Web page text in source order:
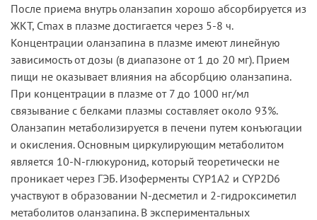
После приема внутрь оланзапин хорошо абсорбируется из
ЖКТ, Cmax в плазме достигается через 5-8 ч.
Концентрации оланзапина в плазме имеют линейную
зависимость от дозы (в диапазоне от 1 до 20 мг). Прием
пищи не оказывает влияния на абсорбцию оланзапина.
При концентрации в плазме от 7 до 1000 нг/мл
связывание с белками плазмы составляет около 93%.
Оланзапин метаболизируется в печени путем конъюгации
и окисления. Основным циркулирующим метаболитом
является 10-N-глюкуронид, который теоретически не
проникает через ГЭБ. Изоферменты CYP1A2 и CYP2D6
участвуют в образовании N-десметил и 2-гидроксиметил
метаболитов оланзапина. В экспериментальных